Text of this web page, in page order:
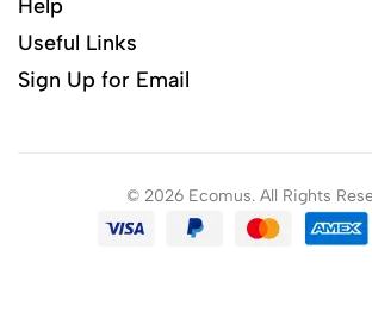
Help
Useful Links
Sign Up for Email
© 2026 Ecomus. All Rights